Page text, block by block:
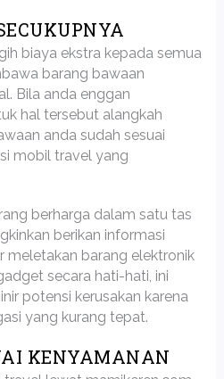
biaya ekstra kepada semua
barang bawaan
Bila anda enggan
hal tersebut alangkah
anda sudah sesuai
mobil travel yang
berharga dalam satu tas
berikan informasi
meletakan barang elektronik
secara hati-hati, ini
potensi kerusakan karena
yang kurang tepat.
KENYAMANAN